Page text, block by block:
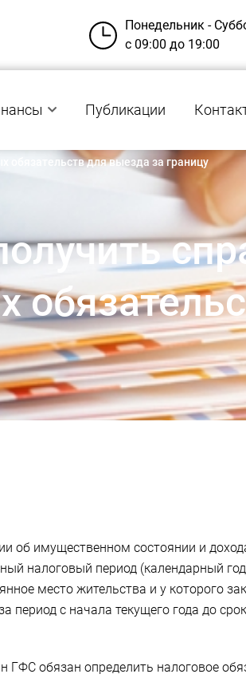
Понедельник -
с 09:00 до 19:00
Публикации
обязательств для выезда за границу
об имущественном состоянии и
налоговый период (календарный
место жительства и у которого
с начала текущего года до
ГФС обязан определить налоговое